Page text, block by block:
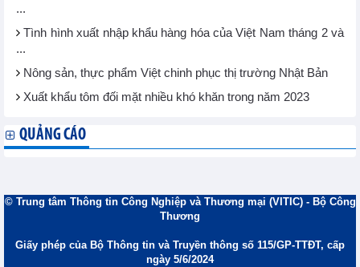
...
Tình hình xuất nhập khẩu hàng hóa của Việt Nam tháng 2 và
...
Nông sản, thực phẩm Việt chinh phục thị trường Nhật Bản
Xuất khẩu tôm đối mặt nhiều khó khăn trong năm 2023
QUẢNG CÁO
© Trung tâm Thông tin Công Nghiệp và Thương mại (VITIC) - Bộ Công
Thương
Giấy phép của Bộ Thông tin và Truyền thông số 115/GP-TTĐT, cấp
ngày 5/6/2024